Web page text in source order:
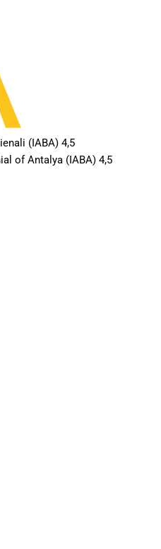
(IABA) 4,5
of Antalya (IABA) 4,5